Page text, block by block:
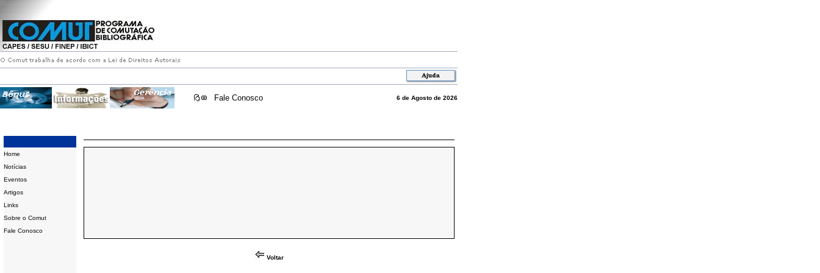
Fale Conosco 6 de Agosto de 2026
Home
Notícias
Eventos
Artigos
Links
Sobre o Comut
Fale Conosco
Voltar